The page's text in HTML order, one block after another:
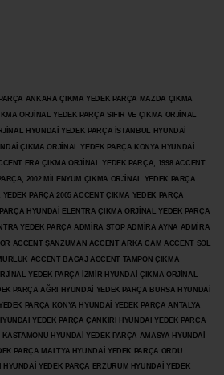
ANKARA ÇIKMA YEDEK PARÇA MAZDA ÇIKMA
ORJİNAL YEDEK PARÇA SIFIR VE ÇIKMA ORJİNAL
HYUNDAİ YEDEK PARÇA İSTANBUL HYUNDAİ
ÇIKMA ORJİNAL YEDEK PARÇA KONYA HYUNDAİ
ERA ÇIKMA ORJİNAL YEDEK PARÇA, 1998 ACCENT
2002 MİLENYUM ÇIKMA ORJİNAL YEDEK PARÇA
PARÇA 2005 ACCENT ÇIKMA YEDEK PARÇA
HYUNDAİ ELENTRA ÇIKMA ORJİNAL YEDEK PARÇA
YEDEK PARÇA ADMİRA STOP ADMİRA AYNA ADMİRA
ACCENT ŞANZUMAN ACCENT ARKA CAM ACCENT SOL
ACCENT BAGAJ ACCENT TAMPON ÇIKMA
YEDEK PARÇA İZMİR HYUNDAİ ÇIKMA ORJİNAL
PARÇA AĞRI HYUNDAİ YEDEK PARÇA BURSA HYUNDAİ
PARÇA KONYA HYUNDAİ YEDEK PARÇA ANTALYA
YEDEK PARÇA ÇANKIRI HYUNDAİ YEDEK PARÇA
HYUNDAİ YEDEK PARÇA AMASYA HYUNDAİ
PARÇA MALTYA HYUNDAİ YEDEK PARÇA ORDU
YEDEK PARÇA ERZURUM HYUNDAİ YEDEK